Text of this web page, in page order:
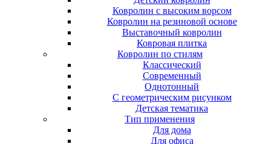
Ковролин с высоким ворсом
Ковролин на резиновой основе
Выставочный ковролин
Ковровая плитка
Ковролин по стилям
Классический
Современный
Однотонный
С геометрическим рисунком
Детская тематика
Тип применения
Для дома
Для офиса